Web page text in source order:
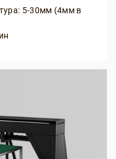
5-30мм (4мм в